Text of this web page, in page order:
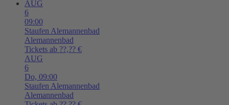
AUG
6
09:00
Staufen Alemannenbad
Alemannenbad
Tickets ab ??,?? €
AUG
6
Do, 09:00
Staufen Alemannenbad
Alemannenbad